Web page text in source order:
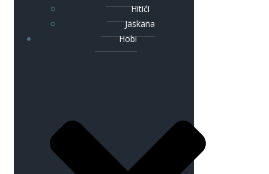
Hitići
Jaskana
Hobi